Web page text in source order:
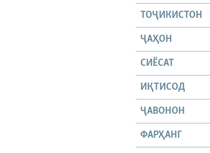
ТОҶИКИСТОН
ҶАҲОН
СИЁСАТ
ИҚТИСОД
ҶАВОНОН
ФАРҲАНГ